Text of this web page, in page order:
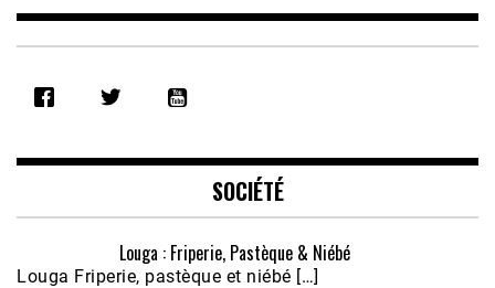
RSS FEED
EMBED
Feb 16, 2021 • 28:08
SOCIÉTÉ
Louga : Friperie, Pastèque & Niébé
Louga Friperie, pastèque et niébé […]